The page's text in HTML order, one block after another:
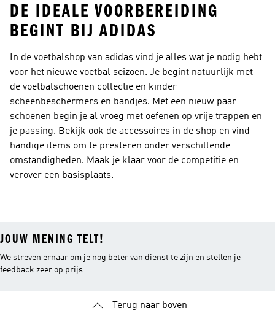
DE IDEALE VOORBEREIDING
BEGINT BIJ ADIDAS
In de voetbalshop van adidas vind je alles wat je nodig hebt
voor het nieuwe voetbal seizoen. Je begint natuurlijk met
de voetbalschoenen collectie en kinder
scheenbeschermers en bandjes. Met een nieuw paar
schoenen begin je al vroeg met oefenen op vrije trappen en
je passing. Bekijk ook de accessoires in de shop en vind
handige items om te presteren onder verschillende
omstandigheden. Maak je klaar voor de competitie en
verover een basisplaats.
JOUW MENING TELT!
We streven ernaar om je nog beter van dienst te zijn en stellen je
feedback zeer op prijs.
Terug naar boven